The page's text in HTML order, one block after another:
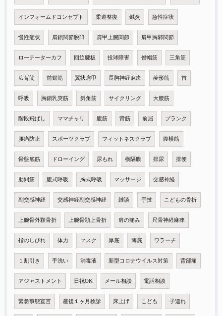
インフォームドコンセプト 柔道整復 鍼灸 急性症状
慢性症状 肩鎖関節脱臼 肩甲上腕関節 肩甲胸郭関節
ローテーターカフ 回旋腱板 投球障害 僧帽筋 三角筋
広背筋 前鋸筋 翼状肩甲 長胸神経麻痺 菱形筋 首
呼吸 胸鎖乳突筋 斜角筋 サイクリング 大腰筋
階段飛ばし ママチャリ 腹筋 背筋 前屈 プランク
腰痛防止 スポーツクラブ フィットネスクラブ 腹横筋
骨盤底筋 ドローイング 尿もれ 横隔膜 排尿 排便
肋間筋 腹式呼吸 胸式呼吸 マッサージ 交感神経
副交感神経 交感神経副交感神経 雑談 手技 こどもの骨折
上腕骨外顆骨折 上腕骨顆上骨折 肩の痛み 尺骨神経麻痺
指のしびれ 体力 マスク 厚底 薄底 ワラーチ
１割引き 手洗い 消毒液 新型コロナウイルス対策 背部痛
アジャストメント 日祝OK メール相談 電話相談
緊急事態宣言 産後１ヶ月検診 床上げ こども 子連れ